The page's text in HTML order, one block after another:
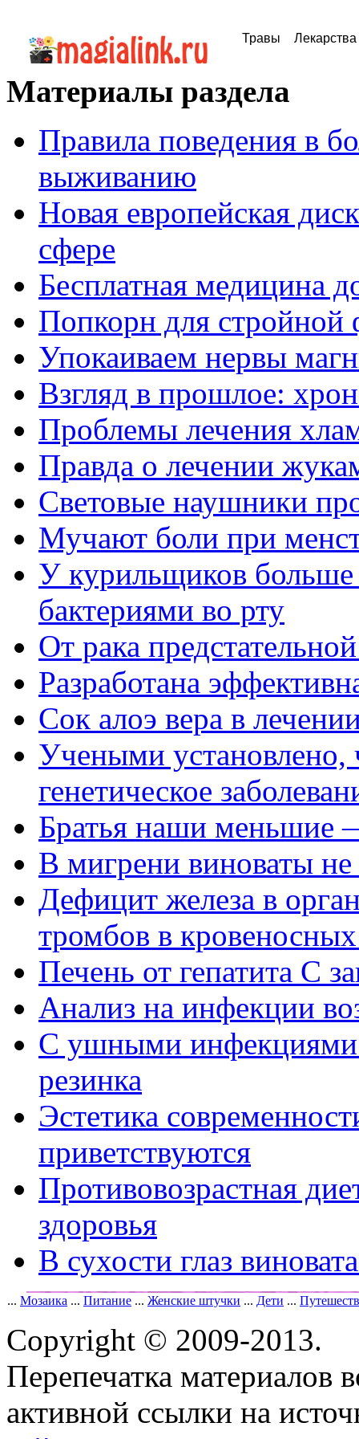
Травы Лекарства
Материалы раздела
Правила поведения в
выживанию
Новая европейская
сфере
Бесплатная медицина
Попкорн для стройной
Упокаиваем нервы
Взгляд в прошлое:
Проблемы лечения
Правда о лечении
Световые наушники
Мучают боли при
У курильщиков
бактериями во рту
От рака
Разработана
Сок алоэ вера в
Учеными установлено,
генетическое
Братья наши меньшие
В мигрени виноваты не
Дефицит железа в
тромбов в
Печень от гепатита С
Анализ на инфекции
С ушными инфекциями
резинка
Эстетика
приветствуются
Противовозрастная
здоровья
В сухости глаз
... Мозаика ... Питание ... Женские штучки ... Дети ...
Copyright © 2009-2013.
Перепечатка материалов
активной ссылки на